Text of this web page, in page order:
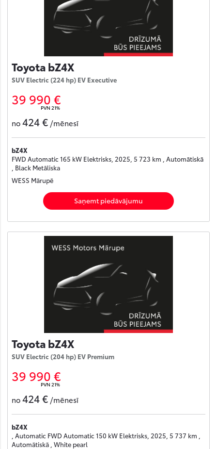
Toyota bZ4X
SUV Electric (224 hp) EV Executive
39 990 €
PVN 21%
no424 € /mēnesī
bZ4X
FWD Automatic 165 kW Elektrisks, 2025, 5 723 km , Automātiskā
, Black Metāliska
WESS Mārupē
Saņemt piedāvājumu
Toyota bZ4X
SUV Electric (204 hp) EV Premium
39 990 €
PVN 21%
no424 € /mēnesī
bZ4X
, Automatic FWD Automatic 150 kW Elektrisks, 2025, 5 737 km ,
Automātiskā , White pearl